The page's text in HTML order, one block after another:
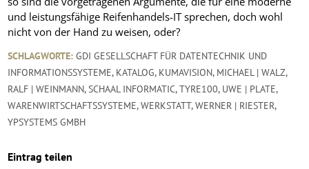
und leistungsfähige Reifenhandels-IT sprechen, doch wohl
nicht von der Hand zu weisen, oder?
SCHLAGWORTE: GDI GESELLSCHAFT FÜR DATENTECHNIK UND
INFORMATIONSSYSTEME, KATALOG, KUMAVISION, MICHAEL | WALZ,
RALF | WEINMANN,SCHAAL INFORMATIC,TYRE100, UWE | PLATE,
WARENWIRTSCHAFTSSYSTEME,WERKSTATT,WERNER | RIESTER,
YPSYSTEMS GMBH
Eintrag teilen